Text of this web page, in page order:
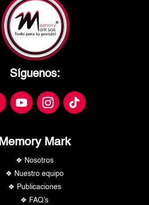
Síguenos:
Memory Mark
❖ Nosotros
❖ Nuestro equipo
❖ Publicaciones
❖ FAQ’s